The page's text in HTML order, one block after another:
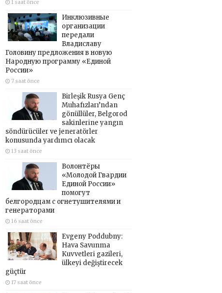
1 saat önce
Инклюзивные
организации
передали
Владиславу
Головину предложения в новую
Народную программу «Единой
России»
7 saat önce
Birleşik Rusya Genç
Muhafızları’ndan
gönüllüler, Belgorod
sakinlerine yangın
söndürücüler ve jeneratörler
konusunda yardımcı olacak
13 saat önce
Волонтёры
«Молодой Гвардии
Единой России»
помогут
белгородцам с огнетушителями и
генераторами
16 saat önce
Evgeny Poddubny:
Hava Savunma
Kuvvetleri gazileri,
ülkeyi değiştirecek
güçtür
17 saat önce